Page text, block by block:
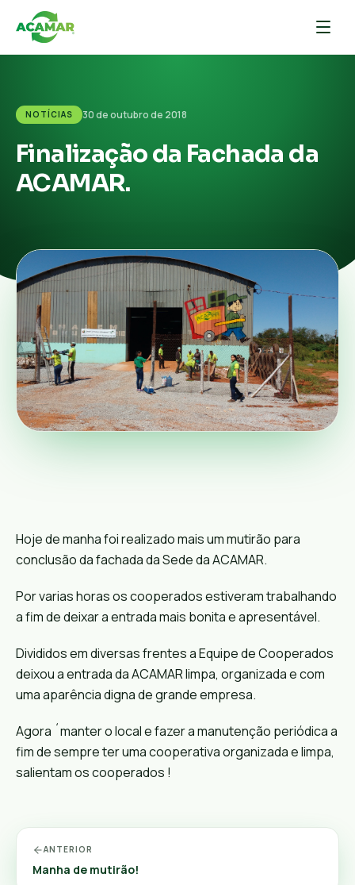
NOTÍCIAS 30 de outubro de 2018
Finalização da Fachada da
ACAMAR.
Hoje de manha foi realizado mais um mutirão para
conclusão da fachada da Sede da ACAMAR.
Por varias horas os cooperados estiveram trabalhando
a fim de deixar a entrada mais bonita e apresentável.
Divididos em diversas frentes a Equipe de Cooperados
deixou a entrada da ACAMAR limpa, organizada e com
uma aparência digna de grande empresa.
Agora ´manter o local e fazer a manutenção periódica a
fim de sempre ter uma cooperativa organizada e limpa,
salientam os cooperados !
ANTERIOR
Manha de mutirão!